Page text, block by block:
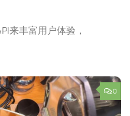
来丰富用户体验，
0